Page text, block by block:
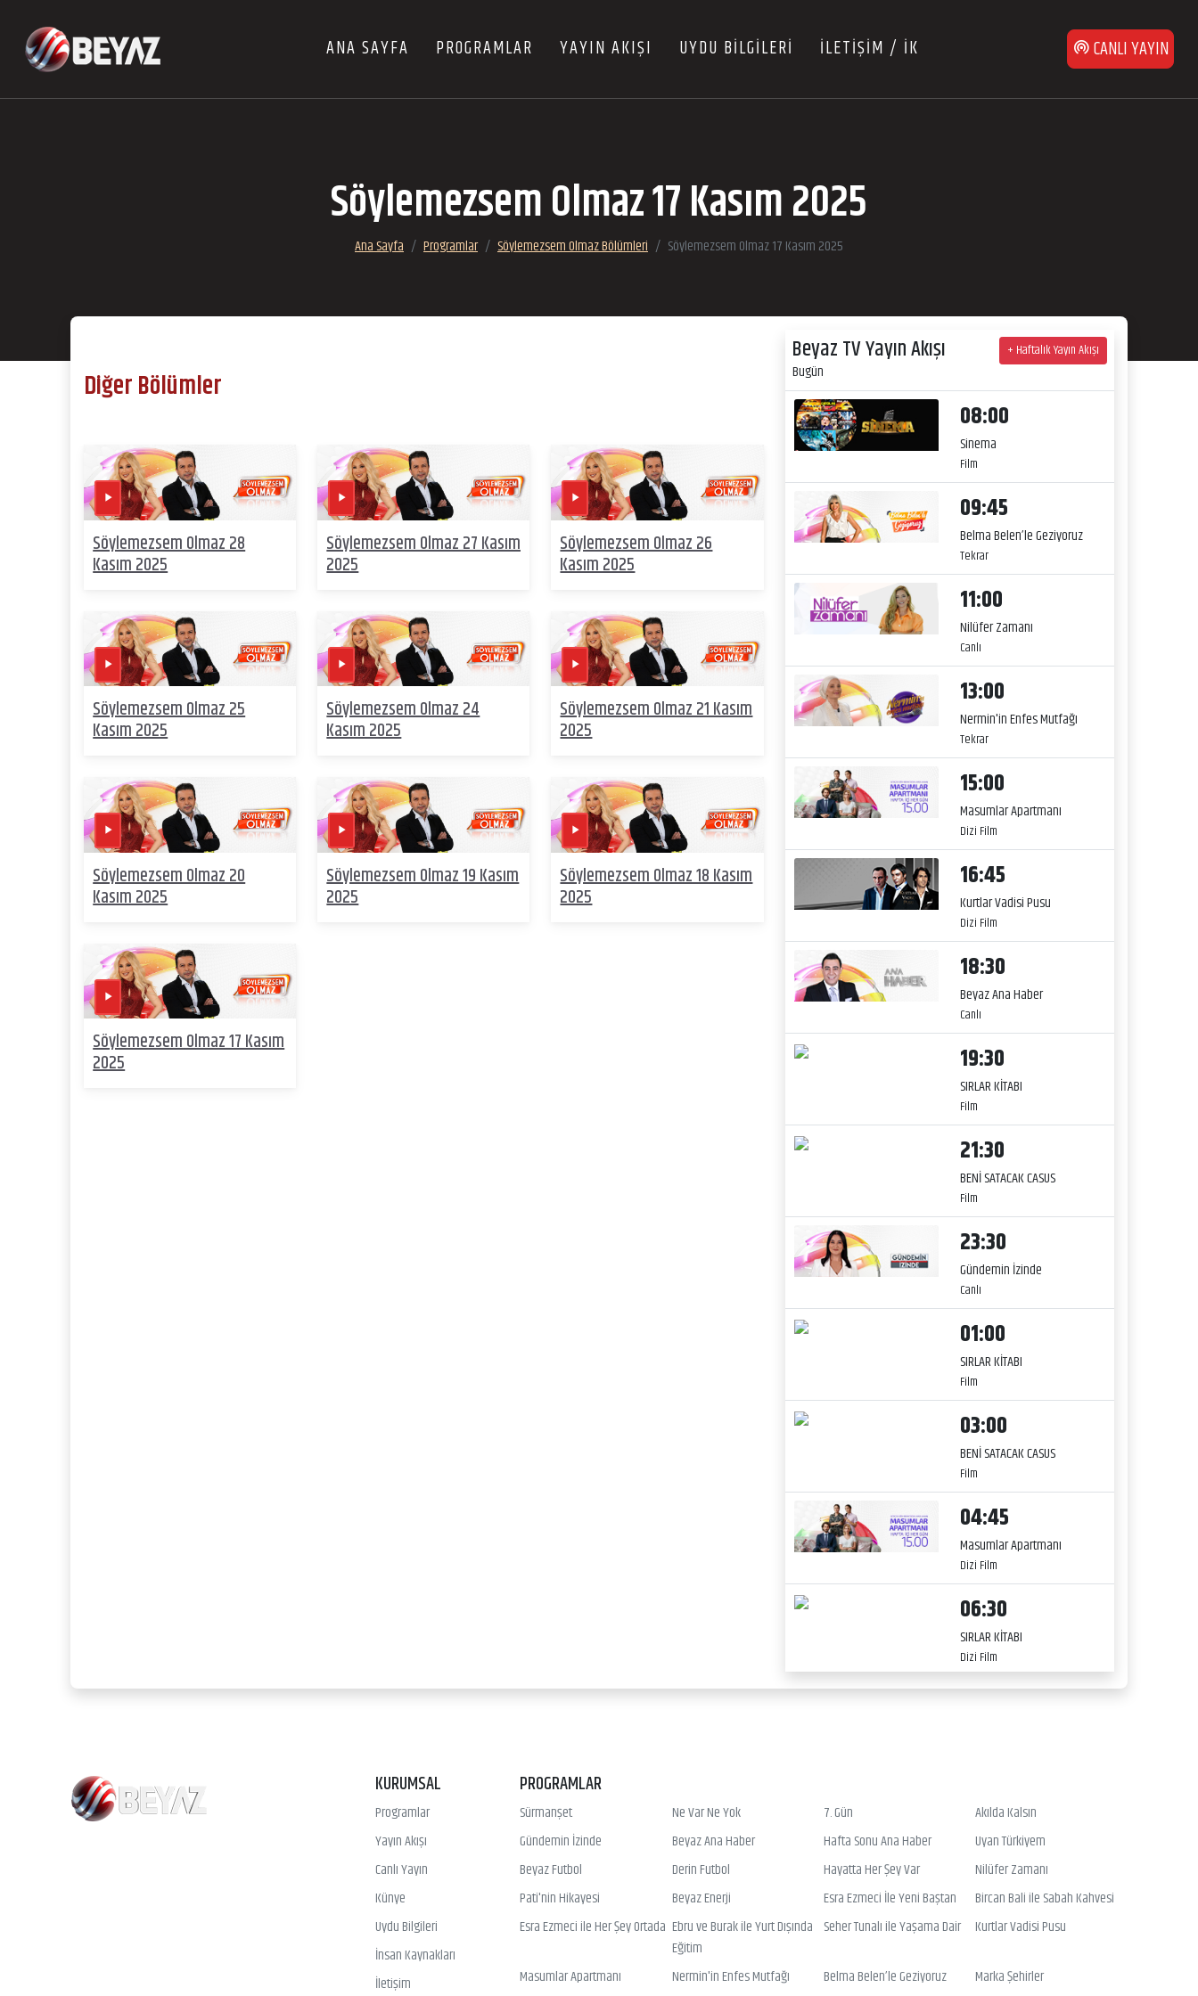
ANA SAYFA PROGRAMLAR YAYIN AKIŞI UYDU BİLGİLERİ İLETİŞİM / İK CANLI YAYIN
Söylemezsem Olmaz 17 Kasım 2025
Ana Sayfa Programlar Söylemezsem Olmaz Bölümleri Söylemezsem Olmaz 17 Kasım 2025
Diğer Bölümler
Söylemezsem Olmaz 28
Kasım 2025
Söylemezsem Olmaz 27 Kasım
2025
Söylemezsem Olmaz 26
Kasım 2025
Söylemezsem Olmaz 25
Kasım 2025
Söylemezsem Olmaz 24
Kasım 2025
Söylemezsem Olmaz 21 Kasım
2025
Söylemezsem Olmaz 20
Kasım 2025
Söylemezsem Olmaz 19 Kasım
2025
Söylemezsem Olmaz 18 Kasım
2025
Söylemezsem Olmaz 17 Kasım
2025
Beyaz TV Yayın Akışı
Bugün
+ Haftalık Yayın Akışı
08:00
Sinema
Film
09:45
Belma Belen’le Geziyoruz
Tekrar
11:00
Nilüfer Zamanı
Canlı
13:00
Nermin'in Enfes Mutfağı
Tekrar
15:00
Masumlar Apartmanı
Dizi Film
16:45
Kurtlar Vadisi Pusu
Dizi Film
18:30
Beyaz Ana Haber
Canlı
19:30
SIRLAR KİTABI
Film
21:30
BENİ SATACAK CASUS
Film
23:30
Gündemin İzinde
Canlı
01:00
SIRLAR KİTABI
Film
03:00
BENİ SATACAK CASUS
Film
04:45
Masumlar Apartmanı
Dizi Film
06:30
SIRLAR KİTABI
Dizi Film
KURUMSAL
Programlar
Yayın Akışı
Canlı Yayın
Künye
Uydu Bilgileri
İnsan Kaynakları
İletişim
PROGRAMLAR
Sürmanşet Ne Var Ne Yok 7. Gün
Akılda Kalsın
Gündemin İzinde
Beyaz Ana Haber Hafta Sonu Ana Haber
Uyan Türkiyem
Beyaz Futbol
Derin Futbol Hayatta Her Şey Var
Nilüfer Zamanı
Pati'nin Hikayesi
Beyaz Enerji Esra Ezmeci İle Yeni Baştan
Bircan Bali ile Sabah Kahvesi
Esra Ezmeci ile Her Şey Ortada Ebru ve Burak ile Yurt Dışında
Eğitim
Seher Tunalı ile Yaşama Dair Kurtlar Vadisi Pusu
Masumlar Apartmanı Nermin'in Enfes Mutfağı Belma Belen’le Geziyoruz
Marka Şehirler